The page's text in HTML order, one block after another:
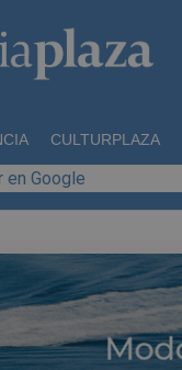
CULTURPLAZA
en Google